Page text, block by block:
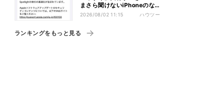
まさら聞けないiPhoneのな
ぜ
2026/08/02 11:15 ハウツー
ランキングをもっと見る